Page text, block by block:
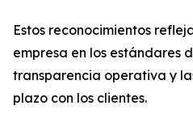
Estos reconocimientos
empresa en los estándares
transparencia operativa y
plazo con los clientes.